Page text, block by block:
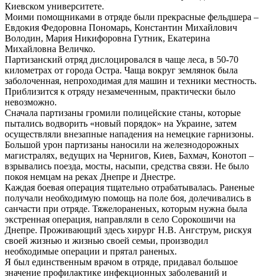
Киевском университете.
Моими помощниками в отряде были прекрасные фельдшера –
Евдокия Федоровна Пономарь, Константин Михайлович
Володин, Мария Никифоровна Гутник, Екатерина
Михайловна Величко.
Партизанский отряд дислоцировался в чаще леса, в 50-70
километрах от города Остра. Чаща вокруг землянок была
заболоченная, непроходимая для машин и техники местность.
Приблизится к отряду незамеченным, практически было
невозможно.
Сначала партизаны громили полицейские станы, которые
пытались водворить «новый порядок» на Украине, затем
осуществляли внезапные нападения на немецкие гарнизоны.
Большой урон партизаны наносили на железнодорожных
магистралях, ведущих на Чернигов, Киев, Бахмач, Конотоп –
взрывались поезда, мосты, насыпи, средства связи. Не было
покоя немцам на реках Днепре и Днестре.
Каждая боевая операция тщательно отрабатывалась. Раненые
получали необходимую помощь на поле боя, долечивались в
санчасти при отряде. Тяжелораненых, которым нужна была
экстренная операция, направляли в село Сорокошичи на
Днепре. Проживающий здесь хирург Н.В. Ангструм, рискуя
своей жизнью и жизнью своей семьи, производил
необходимые операции и прятал раненых.
Я был единственным врачом в отряде, придавал большое
значение профилактике инфекционных заболеваний и